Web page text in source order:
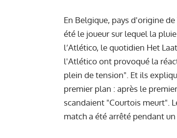
En Belgique, pays d'origine
été le joueur sur lequel la
l’Atlético, le quotidien Het
l'Atlético ont provoqué la
plein de tension". Et ils
premier plan : après le
scandaient "Courtois meurt".
match a été arrêté pendant un